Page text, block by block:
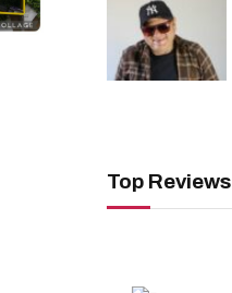
Top Reviews